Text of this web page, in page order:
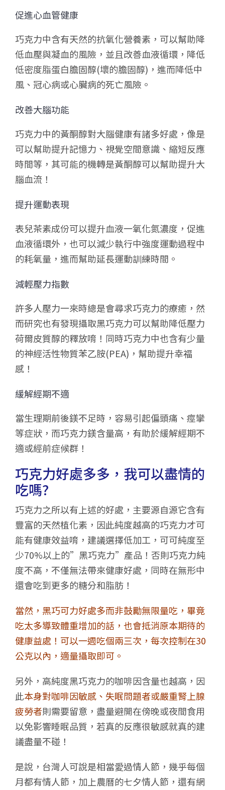
促進心血管健康
巧克力中含有天然的抗氧化營養素，可以幫助降
低血壓與凝血的風險，並且改善血液循環，降低
低密度脂蛋白膽固醇(壞的膽固醇)，進而降低中
風、冠心病或心臟病的死亡風險。
改善大腦功能
巧克力中的黃酮醇對大腦健康有諸多好處，像是
可以幫助提升記憶力、視覺空間意識、縮短反應
時間等，其可能的機轉是黃酮醇可以幫助提升大
腦血流！
提升運動表現
表兒茶素成份可以提升血液一氧化氮濃度，促進
血液循環外，也可以減少執行中強度運動過程中
的耗氧量，進而幫助延長運動訓練時間。
減輕壓力指數
許多人壓力一來時總是會尋求巧克力的療癒，然
而研究也有發現攝取黑巧克力可以幫助降低壓力
荷爾皮質醇的釋放唷！同時巧克力中也含有少量
的神經活性物質苯乙胺(PEA)，幫助提升幸福
感！
緩解經期不適
當生理期前後鎂不足時，容易引起偏頭痛、痙攣
等症狀，而巧克力鎂含量高，有助於緩解經期不
適或經前症候群！
巧克力好處多多，我可以盡情的
吃嗎?
巧克力之所以有上述的好處，主要源自源它含有
豐富的天然植化素，因此純度越高的巧克力才可
能有健康效益唷，建議選擇低加工，可可純度至
少70%以上的”黑巧克力”產品！否則巧克力純
度不高，不僅無法帶來健康好處，同時在無形中
還會吃到更多的糖分和脂肪！
當然，黑巧可力好處多而非鼓勵無限量吃，畢竟
吃太多導致體重增加的話，也會抵消原本期待的
健康益處！可以一週吃個兩三次，每次控制在30
公克以內，適量攝取即可。
另外，高純度黑巧克力的咖啡因含量也越高，因
此本身對咖啡因敏感、失眠問題者或嚴重腎上腺
疲勞者則需要留意，盡量避開在傍晚或夜間食用
以免影響睡眠品質，若真的反應很敏感就真的建
議盡量不碰！
是說，台灣人可說是相當愛過情人節，幾乎每個
月都有情人節，加上農曆的七夕情人節，還有網